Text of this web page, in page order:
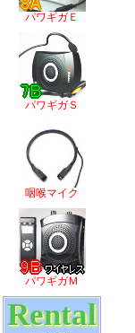
パワギガＥ
パワギガＳ
咽喉マイク
パワギガＭ
Rental